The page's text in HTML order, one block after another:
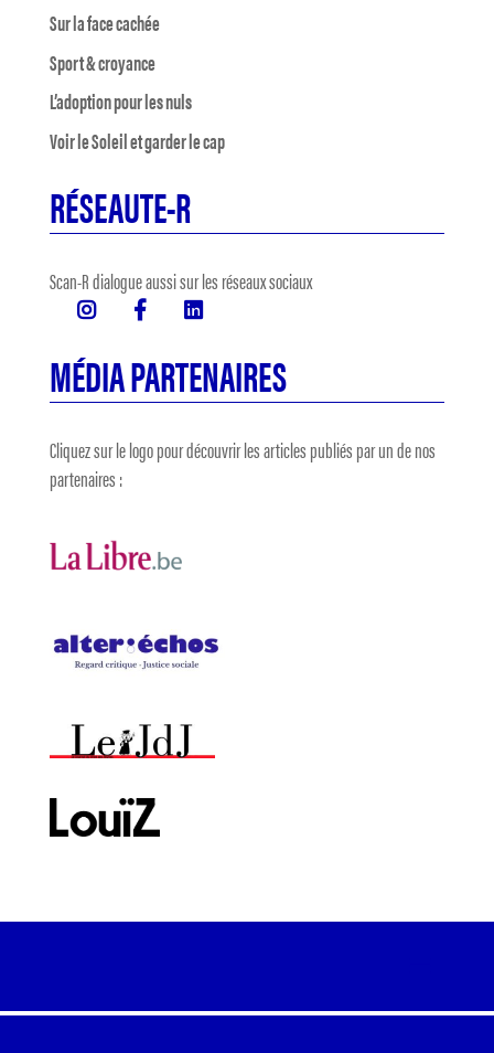
Sur la face cachée
Sport & croyance
L’adoption pour les nuls
Voir le Soleil et garder le cap
RÉSEAUTE-R
Scan-R dialogue aussi sur les réseaux sociaux
MÉDIA PARTENAIRES
Cliquez sur le logo pour découvrir les articles publiés par un de nos
partenaires :